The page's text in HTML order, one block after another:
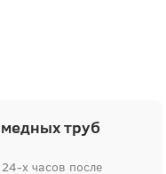
медных труб
х часов после